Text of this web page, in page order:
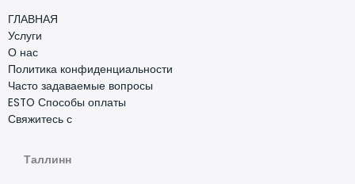
ГЛАВНАЯ
Услуги
О нас
Политика конфиденциальности
Часто задаваемые вопросы
ESTO Способы оплаты
Свяжитесь с
Таллинн